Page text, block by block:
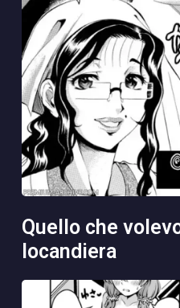
quello che volevo mangiare era la
locandiera